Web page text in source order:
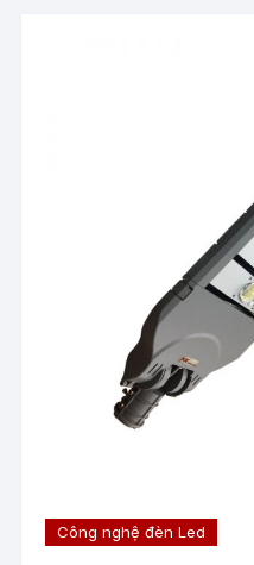
Công nghệ đèn Led